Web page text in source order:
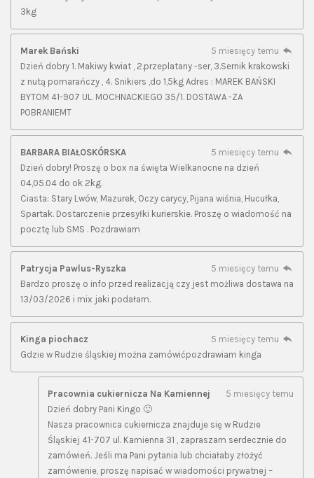
3kg
Marek Bański
5 miesięcy temu
Dzień dobry 1. Makiwy kwiat , 2.przeplatany -ser, 3.Sernik krakowski
z nutą pomarańczy , 4. Snikiers ,do 1,5kg Adres : MAREK BAŃSKI
BYTOM 41-907 UL. MOCHNACKIEGO 35/1. DOSTAWA -ZA
POBRANIEMT
BARBARA BIAŁOSKÓRSKA
5 miesięcy temu
Dzień dobry! Proszę o box na święta Wielkanocne na dzień
04,05.04 do ok 2kg.
Ciasta: Stary Lwów, Mazurek, Oczy carycy, Pijana wiśnia, Hucułka,
Spartak. Dostarczenie przesyłki kurierskie. Proszę o wiadomość na
pocztę lub SMS . Pozdrawiam
Patrycja Pawlus-Ryszka
5 miesięcy temu
Bardzo proszę o info przed realizacją czy jest możliwa dostawa na
13/03/2026 i mix jaki podałam.
Kinga piochacz
5 miesięcy temu
Gdzie w Rudzie śląskiej można zamówićpozdrawiam kinga
Pracownia cukiernicza Na Kamiennej
5 miesięcy temu
Dzień dobry Pani Kingo 🙂
Nasza pracownica cukiernicza znajduje się w Rudzie
Śląskiej 41-707 ul. Kamienna 31 , zapraszam serdecznie do
zamówień. Jeśli ma Pani pytania lub chciałaby złożyć
zamówienie, proszę napisać w wiadomości prywatnej –